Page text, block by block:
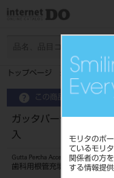
モリタのポ
ているモリ
関係者の方
する情報提
トップページ ガッタパ
この商品に関するお問
ガッタパーチャ ア
入
Gutta Percha Accessory Points
歯科用根管充填ガッタパーチ